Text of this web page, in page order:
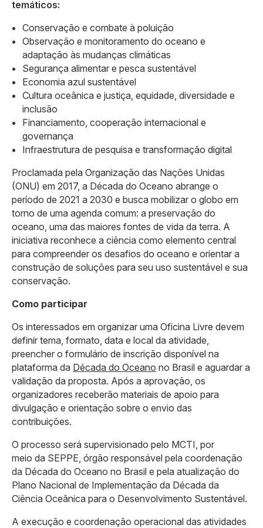
temáticos:
Conservação e combate à poluição
Observação e monitoramento do oceano e
adaptação às mudanças climáticas
Segurança alimentar e pesca sustentável
Economia azul sustentável
Cultura oceânica e justiça, equidade, diversidade e
inclusão
Financiamento, cooperação internacional e
governança
Infraestrutura de pesquisa e transformação digital
Proclamada pela Organização das Nações Unidas
(ONU) em 2017, a Década do Oceano abrange o
período de 2021 a 2030 e busca mobilizar o globo em
torno de uma agenda comum: a preservação do
oceano, uma das maiores fontes de vida da terra. A
iniciativa reconhece a ciência como elemento central
para compreender os desafios do oceano e orientar a
construção de soluções para seu uso sustentável e sua
conservação.
Como participar
Os interessados em organizar uma Oficina Livre devem
definir tema, formato, data e local da atividade,
preencher o formulário de inscrição disponível na
plataforma da Década do Oceano no Brasil e aguardar a
validação da proposta. Após a aprovação, os
organizadores receberão materiais de apoio para
divulgação e orientação sobre o envio das
contribuições.
O processo será supervisionado pelo MCTI, por
meio da SEPPE, órgão responsável pela coordenação
da Década do Oceano no Brasil e pela atualização do
Plano Nacional de Implementação da Década da
Ciência Oceânica para o Desenvolvimento Sustentável.
A execução e coordenação operacional das atividades